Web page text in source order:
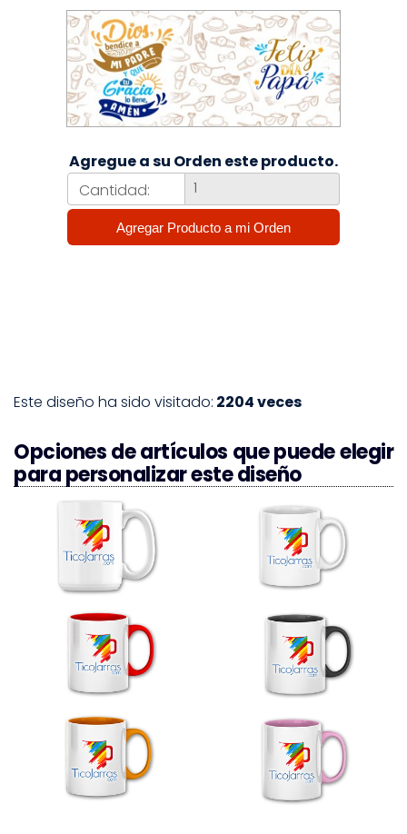
Agregue a su Orden este producto.
Cantidad:
Este diseño ha sido visitado: 2204 veces
Opciones de artículos que puede elegir
para personalizar este diseño